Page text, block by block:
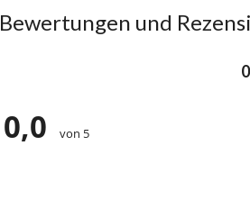
Bewertungen und
0,0 von 5